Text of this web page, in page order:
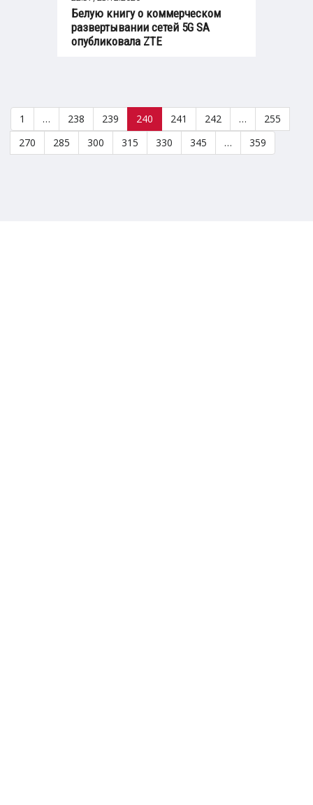
Белую книгу о коммерческом
развертывании сетей 5G SA
опубликовала ZTE
1 … 238 239 240 241 242 …
255
270
285 300 315 330 345 … 359